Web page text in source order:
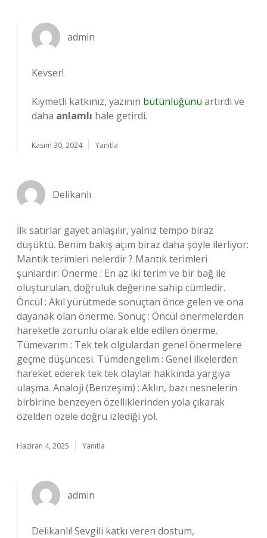
admin
Kevser!
Kıymetli katkınız, yazının bütünlüğünü artırdı ve
daha anlamlı hale getirdi.
Kasım 30, 2024 Yanıtla
Delikanlı
İlk satırlar gayet anlaşılır, yalnız tempo biraz
düşüktü. Benim bakış açım biraz daha şöyle ilerliyor:
Mantık terimleri nelerdir ? Mantık terimleri
şunlardır: Önerme : En az iki terim ve bir bağ ile
oluşturulan, doğruluk değerine sahip cümledir.
Öncül : Akıl yürütmede sonuçtan önce gelen ve ona
dayanak olan önerme. Sonuç : Öncül önermelerden
hareketle zorunlu olarak elde edilen önerme.
Tümevarım : Tek tek olgulardan genel önermelere
geçme düşüncesi. Tümdengelim : Genel ilkelerden
hareket ederek tek tek olaylar hakkında yargıya
ulaşma. Analoji (Benzeşim) : Aklın, bazı nesnelerin
birbirine benzeyen özelliklerinden yola çıkarak
özelden özele doğru izlediği yol.
Haziran 4, 2025 Yanıtla
admin
Delikanlı! Sevgili katkı veren dostum,